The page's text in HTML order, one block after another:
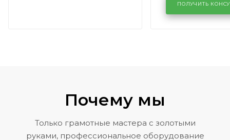
районе
Volkswagen
ПОЛУЧИТЬ
Почему мы
Только грамотные мастера с золотыми
руками, профессиональное оборудование